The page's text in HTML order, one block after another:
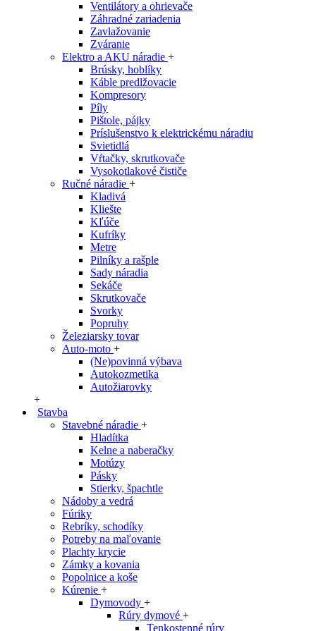
Ventilátory a ohrievače
Záhradné zariadenia
Zavlažovanie
Zváranie
Elektro a AKU náradie +
Brúsky, hoblíky
Káble predlžovacie
Kompresory
Píly
Pištole, pájky
Príslušenstvo k elektrickému náradiu
Svietidlá
Vŕtačky, skrutkovače
Vysokotlakové čističe
Ručné náradie +
Kladivá
Kliešte
Kľúče
Kufríky
Metre
Pilníky a rašple
Sady náradia
Sekáče
Skrutkovače
Svorky
Popruhy
Železiarsky tovar
Auto-moto +
(Ne)povinná výbava
Autokozmetika
Autožiarovky
+
Stavba
Stavebné náradie +
Hladítka
Kelne a naberačky
Motúzy
Pásky
Stierky, špachtle
Nádoby a vedrá
Fúriky
Rebríky, schodíky
Potreby na maľovanie
Plachty krycie
Zámky a kovania
Popolnice a koše
Kúrenie +
Dymovody +
Rúry dymové +
Tenkostenné rúry